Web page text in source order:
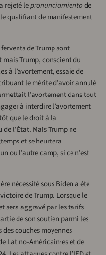
rejeté lepronunciamientode
qualifiant de manifestement
de Trump sont
mais Trump, conscient du
à l’avortement, essaie de
le mérite d’avoir annulé
l’avortement dans tout
à interdire l’avortement
que le droit à la
l’État. Mais Trump ne
et se heurtera
ou l’autre camp, si ce n’est
nécessité sous Biden a été
de Trump. Lorsque le
sera aggravé par les tarifs
de son soutien parmi les
des couches moyennes
Latino-Américain·es et de